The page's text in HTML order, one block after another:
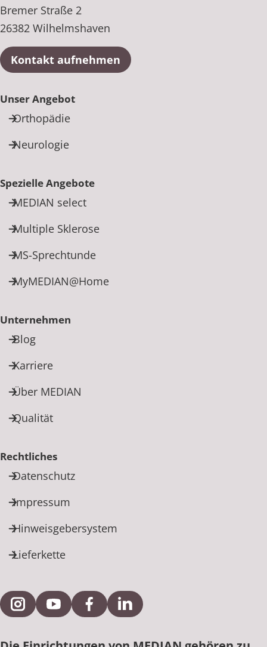
Bremer Straße 2
26382 Wilhelmshaven
Kontakt aufnehmen
Unser Angebot
Orthopädie
Neurologie
Spezielle Angebote
MEDIAN select
Multiple Sklerose
MS-Sprechtunde
MyMEDIAN@Home
Unternehmen
Blog
Karriere
Über MEDIAN
Qualität
Rechtliches
Datenschutz
Impressum
Hinweisgebersystem
Lieferkette
Externe Verlinkung zu Instagram
Externe Verlinkung zu YouTube
Externe Verlinkung zu Facebook
Externe Verlinkung zu